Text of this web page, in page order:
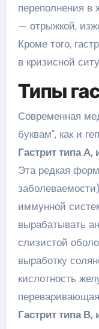
переполнения в
— отрыжкой,
Кроме того,
в кризисной
Типы
Современная
буквам", как и
Гастрит типа
Эта редкая
иммунной
вырабатывать
слизистой
выработку
кислотность
Гастрит типа В,